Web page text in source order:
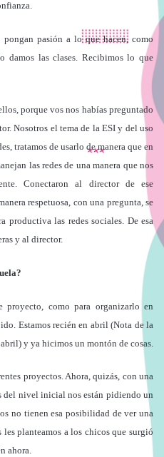
pasión a lo que hacen, como
damos las clases. Recibimos lo que
porque vos nos habías preguntado
Nosotros el tema de la ESI y del uso
tratamos de usarlo de manera que en
las redes de una manera que nos
Conectaron al director de ese
respetuosa, con una pregunta, se
productiva las redes sociales. De esa
y al director.
proyecto, como para organizarlo en
Estamos recién en abril (Nota de la
y ya hicimos un montón de cosas.
proyectos. Ahora, quizás, con una
del nivel inicial nos están pidiendo un
no tienen esa posibilidad de ver una
planteamos a los chicos que surgió
ahora.